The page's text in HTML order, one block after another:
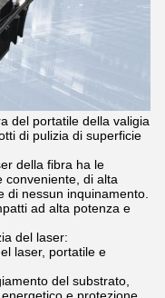
del portatile della valigia
di pulizia di superficie
della fibra ha le
conveniente, di alta
di nessun inquinamento.
ad alta potenza e
del laser:
laser, portatile e
del substrato,